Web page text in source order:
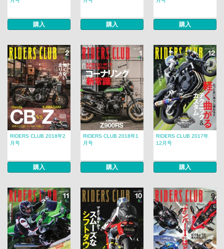
購入 購入 購入
RIDERS CLUB 2018年2
月号
購入
RIDERS CLUB 2018年1
月号
購入
RIDERS CLUB 2017年
12月号
購入